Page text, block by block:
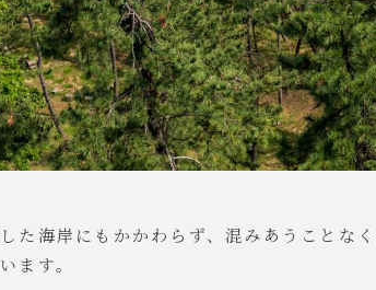
た海岸にもかかわらず、混みあうことな
ます。